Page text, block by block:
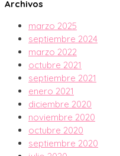
Archivos
marzo 2025
septiembre 2024
marzo 2022
octubre 2021
septiembre 2021
enero 2021
diciembre 2020
noviembre 2020
octubre 2020
septiembre 2020